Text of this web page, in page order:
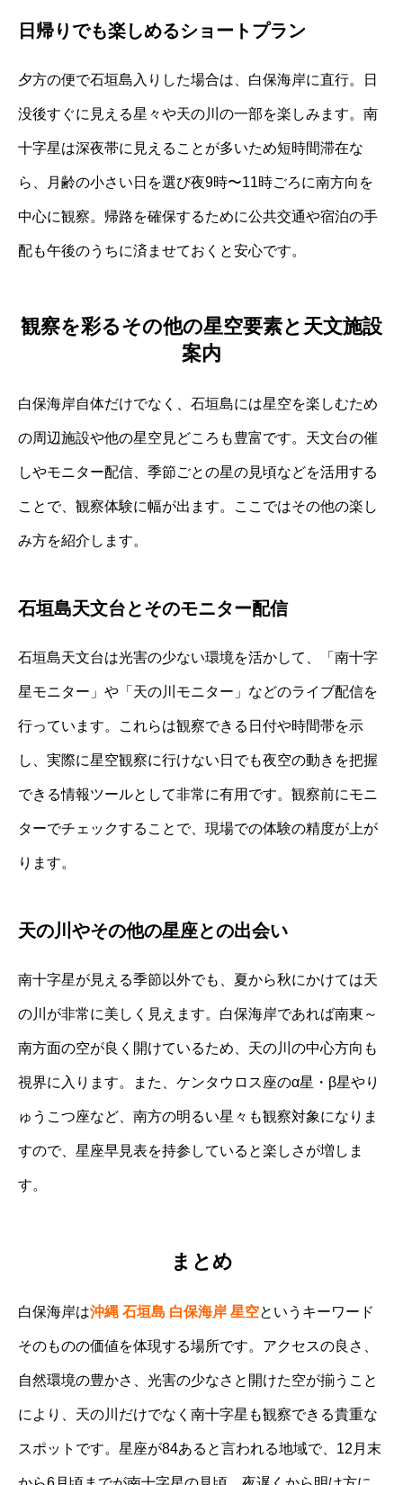
日帰りでも楽しめるショートプラン
夕方の便で石垣島入りした場合は、白保海岸に直行。日
没後すぐに見える星々や天の川の一部を楽しみます。南
十字星は深夜帯に見えることが多いため短時間滞在な
ら、月齢の小さい日を選び夜9時〜11時ごろに南方向を
中心に観察。帰路を確保するために公共交通や宿泊の手
配も午後のうちに済ませておくと安心です。
観察を彩るその他の星空要素と天文施設
案内
白保海岸自体だけでなく、石垣島には星空を楽しむため
の周辺施設や他の星空見どころも豊富です。天文台の催
しやモニター配信、季節ごとの星の見頃などを活用する
ことで、観察体験に幅が出ます。ここではその他の楽し
み方を紹介します。
石垣島天文台とそのモニター配信
石垣島天文台は光害の少ない環境を活かして、「南十字
星モニター」や「天の川モニター」などのライブ配信を
行っています。これらは観察できる日付や時間帯を示
し、実際に星空観察に行けない日でも夜空の動きを把握
できる情報ツールとして非常に有用です。観察前にモニ
ターでチェックすることで、現場での体験の精度が上が
ります。
天の川やその他の星座との出会い
南十字星が見える季節以外でも、夏から秋にかけては天
の川が非常に美しく見えます。白保海岸であれば南東～
南方面の空が良く開けているため、天の川の中心方向も
視界に入ります。また、ケンタウロス座のα星・β星やり
ゅうこつ座など、南方の明るい星々も観察対象になりま
すので、星座早見表を持参していると楽しさが増しま
す。
まとめ
白保海岸は沖縄 石垣島 白保海岸 星空というキーワード
そのものの価値を体現する場所です。アクセスの良さ、
自然環境の豊かさ、光害の少なさと開けた空が揃うこと
により、天の川だけでなく南十字星も観察できる貴重な
スポットです。星座が84あると言われる地域で、12月末